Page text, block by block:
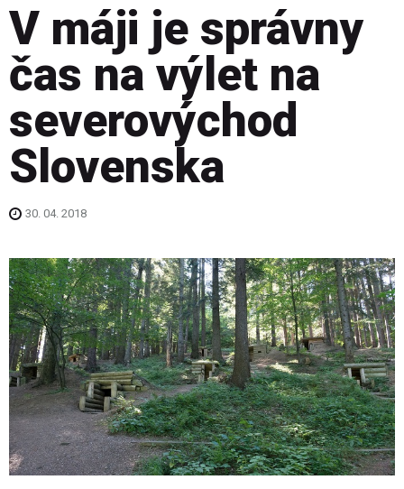
V máji je správny
čas na výlet na
severovýchod
Slovenska
30. 04. 2018